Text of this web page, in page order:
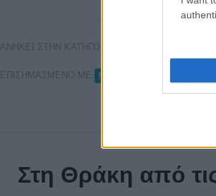
ΑΝΗΚΕΙ ΣΤΗΝ ΚΑΤΗΓΟΡΙΑ:
ΕΠΙΣΗΜΑΣΜΕΝΟ ΜΕ: MPEG-4
Στη Θράκη από